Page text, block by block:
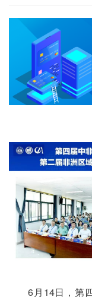
6月14日，第